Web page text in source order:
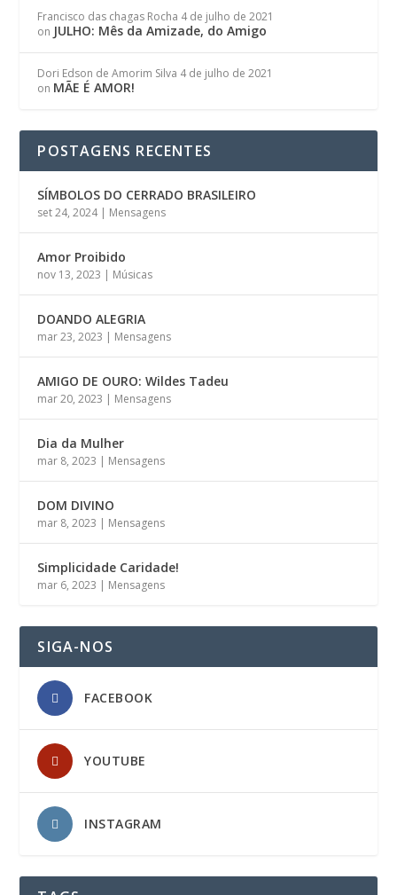
Francisco das chagas Rocha 4 de julho de 2021
on JULHO: Mês da Amizade, do Amigo
Dori Edson de Amorim Silva 4 de julho de 2021
on MÃE É AMOR!
POSTAGENS RECENTES
SÍMBOLOS DO CERRADO BRASILEIRO
set 24, 2024| Mensagens
Amor Proibido
nov 13, 2023 | Músicas
DOANDO ALEGRIA
mar 23, 2023 | Mensagens
AMIGO DE OURO: Wildes Tadeu
mar 20, 2023 | Mensagens
Dia da Mulher
mar 8, 2023 | Mensagens
DOM DIVINO
mar 8, 2023 | Mensagens
Simplicidade Caridade!
mar 6, 2023 | Mensagens
SIGA-NOS
FACEBOOK
YOUTUBE
INSTAGRAM